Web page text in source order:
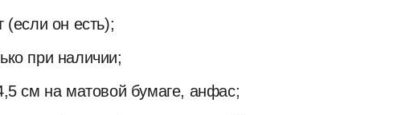
(если он есть);
при наличии;
см на матовой бумаге, анфас;